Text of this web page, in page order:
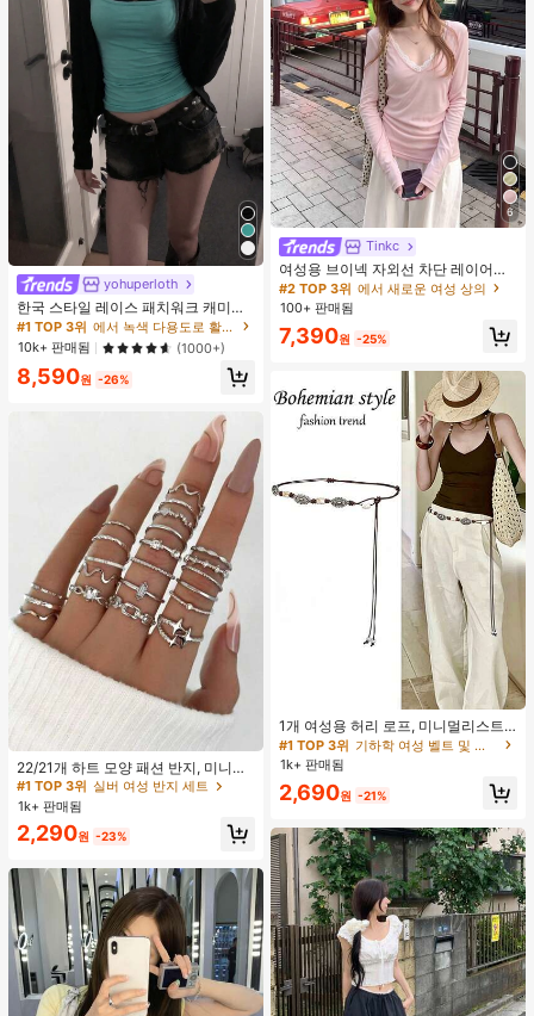
yohuperloth
한국 스타일 레이스 패치워크 캐미솔
탱크 탑, Y2K 에스테틱, 스트리트웨어
캐주얼 여름
#1 TOP 3위
에서 녹색 다용도로 활용 가능한 데일리 탑
10k+ 판매됨
(1000+)
8,590원 -26%
22/21개 하트 모양 패션 반지, 미니멀
리스트 크리스탈 임베디드 보헤미안
기하학 반지 세트, 발렌타인데이, 어머
니날 선물
#1 TOP 3위
실버 여성 반지 세트
거의 매진!
#1 TOP 3위 실버 여성 반지 세트
거의 매진!
#1 TOP 3위 실버 여성 반지 세트
거의 매진!
#1 TOP 3위
실버 여성 반지 세트
1k+ 판매됨
2,290원 -23%
6
Tinkc
여성용 브이넥 자외선 차단 레이어링
다용도 긴팔 티셔츠 탑, 봄/여름 핑크
#2 TOP 3위 에서 새로운 여성 상의
높은 재방문 고객
거의 매진!
#2 TOP 3위 에서 새로운 여성 상의
높은 재방문 고객
#2 TOP 3위 에서 새로운 여성 상의
높은 재방문 고객
#2 TOP 3위
에서 새로운 여성 상의
높은 재방문 고객
100+ 판매됨
7,390원 -25%
1개 여성용 허리 로프, 미니멀리스트
보헤미안 패션 매듭 허리 벨트, 드레
스, 캐주얼 팬츠와 함께 일상 착용에
적합한 장식용 허리 액세서리
거의 매진!
#1 TOP 3위
기하학 여성 벨트 및 벨트 액세서리
거의 매진!
#1 TOP 3위
기하학 여성 벨트 및 벨트 액세서리
거의 매진!
#1 TOP 3위
거의 매진!
1k+ 판매됨
2,690원 -21%